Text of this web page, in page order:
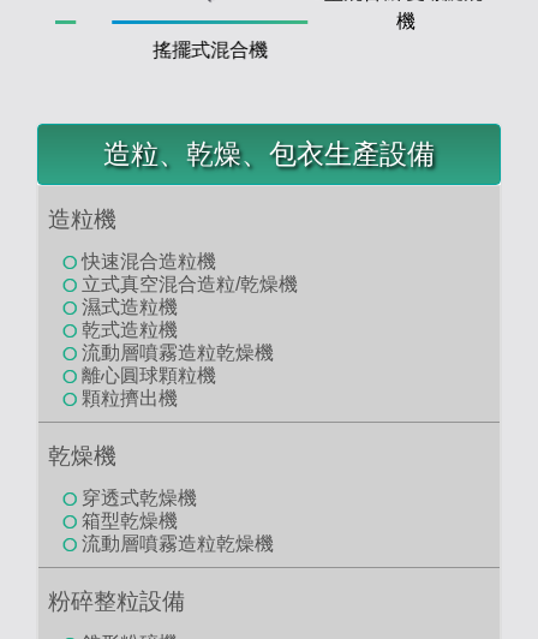
機
Ｖ字型混合機
造粒、乾燥、包衣生產設備
造粒機
快速混合造粒機
立式真空混合造粒/乾燥機
濕式造粒機
乾式造粒機
流動層噴霧造粒乾燥機
顆粒擠出機